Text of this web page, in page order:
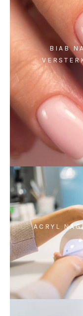
BIAB
ACRYL